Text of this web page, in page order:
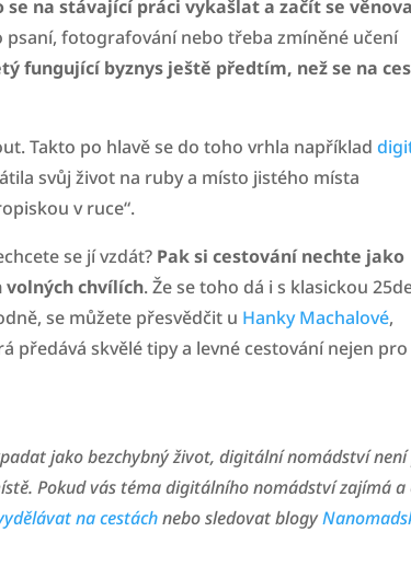
se na stávající práci vykašlat a začít se
psaní, fotografování nebo třeba zmíněné učení
fungující byznys ještě předtím, než se na
Takto po hlavě se do toho vrhla například
svůj život na ruby a místo jistého místa
v ruce“.
se jí vzdát? Pak si cestování nechte jako
volných chvílích. Že se toho dá i s klasickou
se můžete přesvědčit u Hanky Machalové,
předává skvělé tipy a levné cestování nejen pro
jako bezchybný život, digitální nomádství
Pokud vás téma digitálního nomádství zajímá
na cestáchnebo sledovat blogy